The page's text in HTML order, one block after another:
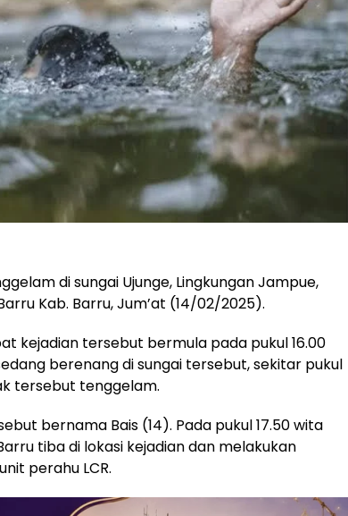
di sungai Ujunge, Lingkungan Jampue,
Kab. Barru, Jum’at (14/02/2025).
kejadian tersebut bermula pada pukul 16.00
berenang di sungai tersebut, sekitar pukul
tersebut tenggelam.
bernama Bais (14). Pada pukul 17.50 wita
tiba di lokasi kejadian dan melakukan
perahu LCR.